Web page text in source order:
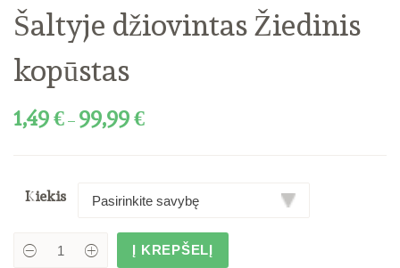
Šaltyje džiovintas Žiedinis
kopūstas
1,49€– 99,99€
Kiekis
Šaltyje Į KREPŠELĮ